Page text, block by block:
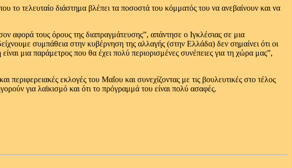
το τελευταίο διάστημα βλέπει τα ποσοστά του κόμματός του να ανεβαίνουν και να
αφορά τους όρους της διαπραγμάτευσης”, απάντησε ο Ιγκλέσιας σε μια
συμπάθεια στην κυβέρνηση της αλλαγής (στην Ελλάδα) δεν σημαίνει ότι οι
μια παράμετρος που θα έχει πολύ περιορισμένες συνέπειες για τη χώρα μας”,
εκλογές του Μαΐου και συνεχίζοντας με τις βουλευτικές στο τέλος
για λαϊκισμό και ότι το πρόγραμμά του είναι πολύ ασαφές.